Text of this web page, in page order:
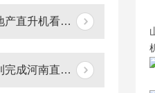
辽宁铁岭一地产直升机看房40辆宝马劳斯莱斯跟随
飞机之家顺利完成河南直升机电力巡线作业